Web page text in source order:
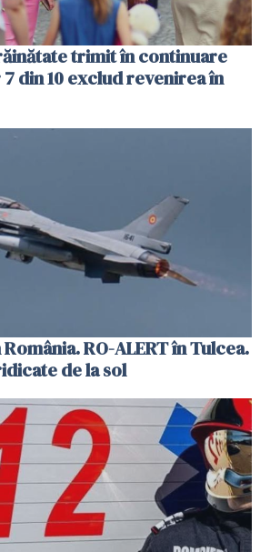
trimit în continuare
din 10 exclud revenirea în
RO-ALERT în Tulcea.
de la sol